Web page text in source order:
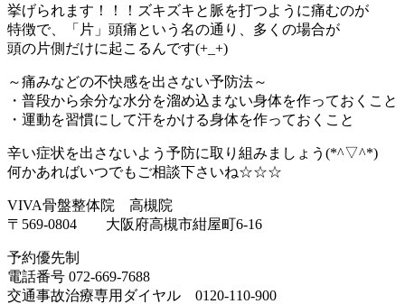
挙げられます！！！ズキズキと脈を打つように痛むのが
特徴で、「片」頭痛という名の通り、多くの場合が
頭の片側だけに起こるんです(+_+)
～痛みなどの不快感を出さない予防法～
・普段から余分な水分を溜め込まない身体を作っておくこと
・運動を習慣にして汗をかける身体を作っておくこと
辛い症状を出さないよう予防に取り組みましょう(*^▽^*)
何かあればいつでもご相談下さいね☆☆☆
VIVA骨盤整体院 高槻院
〒569-0804 大阪府高槻市紺屋町6-16
予約優先制
電話番号 072-669-7688
交通事故治療専用ダイヤル 0120-110-900